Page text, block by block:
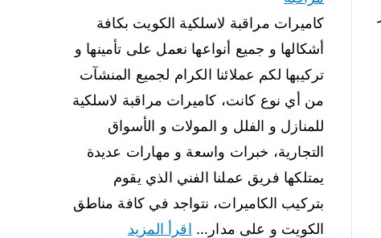
كاميرات مراقبة لاسلكية الكويت بكافة
أشكالها و جميع أنواعها نعمل على تأمينها و
تركيبها لكم عملائنا الكرام لجميع المنشآت
من أي نوع كانت، كاميرات مراقبة لاسلكية
للمنازل و الفلل و المولات و الأسواق
التجارية، خبرات واسعة و مهارات عديدة
يمتلكها فريق عملنا الفني الذي يقوم
بتركيب الكاميرات، نتواجد في كافة مناطق
الكويت و على مدار… اقرأ المزيد